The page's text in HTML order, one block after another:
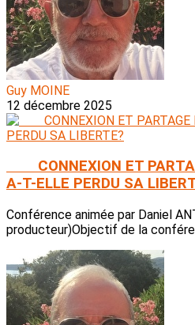
Guy MOINE
12 décembre 2025
CONNEXION ET
A-T-ELLE PERDU SA
Conférence animée par Daniel
producteur)Objectif de la